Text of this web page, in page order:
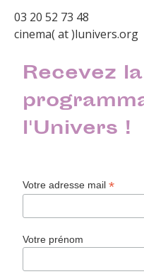
03 20 52 73 48
cinema( at )lunivers.org
Recevez la
l'Univers !
Votre adresse mail*
Votre prénom